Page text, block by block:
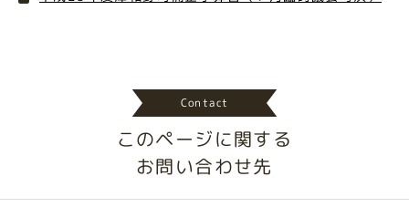
Contact
このページに関する
お問い合わせ先